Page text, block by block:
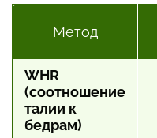
Метод
WHR
(соотношение
талии к
бедрам)